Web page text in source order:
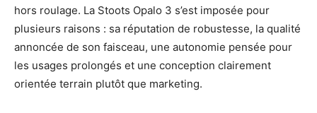
hors roulage. La Stoots Opalo 3 s’est imposée pour
plusieurs raisons : sa réputation de robustesse, la qualité
annoncée de son faisceau, une autonomie pensée pour
les usages prolongés et une conception clairement
orientée terrain plutôt que marketing.